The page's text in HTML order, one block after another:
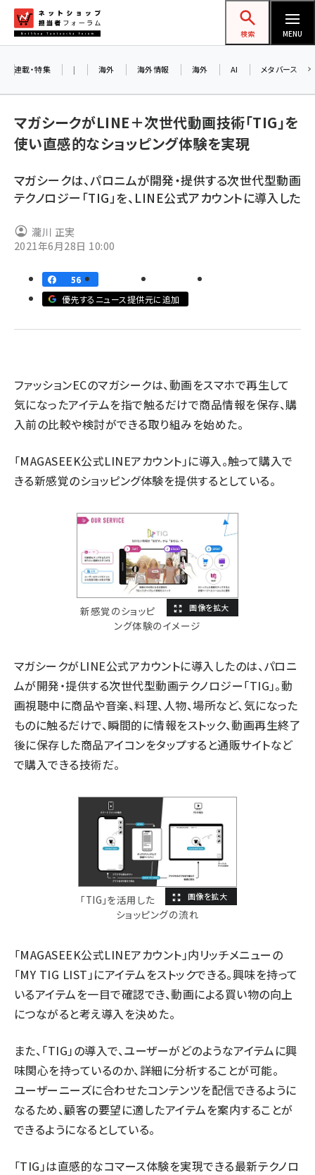
ン
ネットショップ担当者フォーラム
検索 MENU
yahoo (1896)
ecbeing (1204)
base (1068)
連載・特集 | 海外 海外情報 海外 AI メタバース
マガシークがLINE＋次世代動画技術「TIG」を
使い直感的なショッピング体験を実現
マガシークは、パロニムが開発・提供する次世代型動画
テクノロジー「TIG」を、LINE公式アカウントに導入した
瀧川 正実
2021年6月28日 10:00
56
優先するニュース提供元に追加
ファッションECのマガシークは、動画をスマホで再生して
気になったアイテムを指で触るだけで商品情報を保存、購
入前の比較や検討ができる取り組みを始めた。
「MAGASEEK公式LINEアカウント」に導入。触って購入で
きる新感覚のショッピング体験を提供するとしている。
新感覚のショッピ
ング体験のイメージ
マガシークがLINE公式アカウントに導入したのは、パロニ
ムが開発・提供する次世代型動画テクノロジー「TIG」。動
画視聴中に商品や音楽、料理、人物、場所など、気になった
ものに触るだけで、瞬間的に情報をストック、動画再生終了
後に保存した商品アイコンをタップすると通販サイトなど
で購入できる技術だ。
「TIG」を活用した
ショッピングの流れ
「MAGASEEK公式LINEアカウント」内リッチメニューの
「MY TIG LIST」にアイテムをストックできる。興味を持って
いるアイテムを一目で確認でき、動画による買い物の向上
につながると考え導入を決めた。
また、「TIG」の導入で、ユーザーがどのようなアイテムに興
味関心を持っているのか、詳細に分析することが可能。
ユーザーニーズに合わせたコンテンツを配信できるように
なるため、顧客の要望に適したアイテムを案内することが
できるようになるとしている。
「TIG」は直感的なコマース体験を実現できる最新テクノロ
お知ら
AIが
アル
8/26
交流
参加